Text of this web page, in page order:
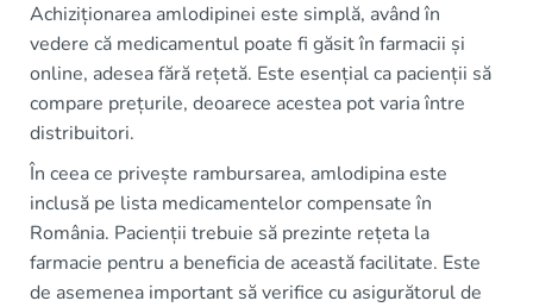
Achiziționarea amlodipinei este simplă, având în
vedere că medicamentul poate fi găsit în farmacii și
online, adesea fără rețetă. Este esențial ca pacienții să
compare prețurile, deoarece acestea pot varia între
distribuitori.
În ceea ce privește rambursarea, amlodipina este
inclusă pe lista medicamentelor compensate în
România. Pacienții trebuie să prezinte rețeta la
farmacie pentru a beneficia de această facilitate. Este
de asemenea important să verifice cu asigurătorul de